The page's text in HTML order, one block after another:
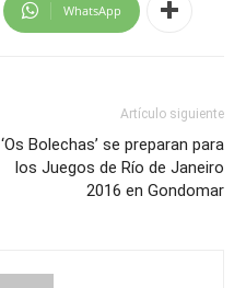
WhatsApp
Artículo siguiente
‘Os Bolechas’ se preparan para
los Juegos de Río de Janeiro
2016 en Gondomar